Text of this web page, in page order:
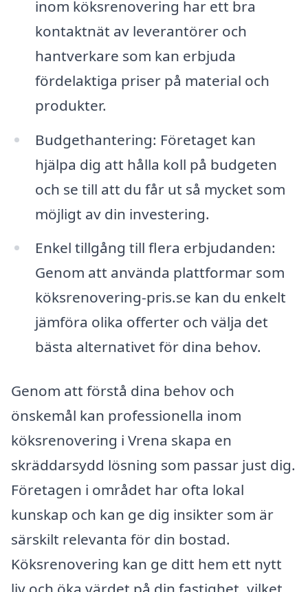
inom köksrenovering har ett bra
kontaktnät av leverantörer och
hantverkare som kan erbjuda
fördelaktiga priser på material och
produkter.
Budgethantering: Företaget kan
hjälpa dig att hålla koll på budgeten
och se till att du får ut så mycket som
möjligt av din investering.
Enkel tillgång till flera erbjudanden:
Genom att använda plattformar som
köksrenovering-pris.se kan du enkelt
jämföra olika offerter och välja det
bästa alternativet för dina behov.
Genom att förstå dina behov och
önskemål kan professionella inom
köksrenovering i Vrena skapa en
skräddarsydd lösning som passar just dig.
Företagen i området har ofta lokal
kunskap och kan ge dig insikter som är
särskilt relevanta för din bostad.
Köksrenovering kan ge ditt hem ett nytt